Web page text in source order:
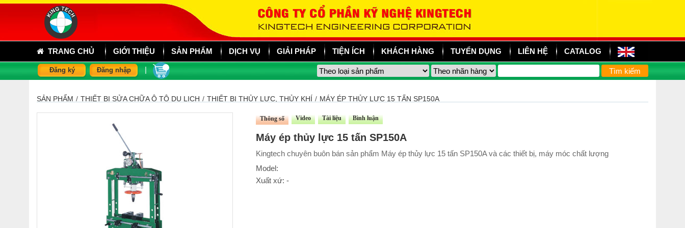
TRANG CHỦ GIỚI THIỆU SẢN PHẨM DỊCH VỤ GIẢI PHÁP TIỆN ÍCH KHÁCH HÀNG TUYỂN DỤNG LIÊN HỆ CATALOG
Đăng ký Đăng nhập
SẢN PHẨM / THIẾT BỊ SỬA CHỮA Ô TÔ DU LỊCH / THIẾT BỊ THỦY LỰC, THỦY KHÍ / MÁY ÉP THỦY LỰC 15 TẤN SP150A
Thông số Video Tài liệu Bình luận
Máy ép thủy lực 15 tấn SP150A
Kingtech chuyên buôn bán sản phẩm Máy ép thủy lực 15 tấn SP150A và các thiết bị, máy móc chất lượng
Model:
Xuất xứ: -